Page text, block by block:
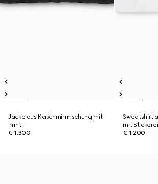
Jacke aus Kaschmirmischung mit
Print
€ 1.300
Sweatshirt
mit Stickerei
€ 1.200